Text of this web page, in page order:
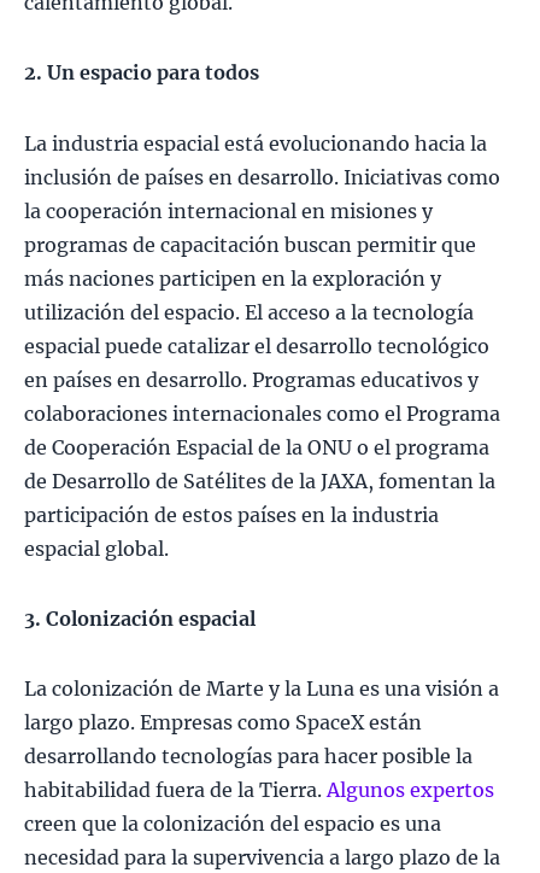
2. Un espacio para todos
La industria espacial está evolucionando hacia la
inclusión de países en desarrollo. Iniciativas como
la cooperación internacional en misiones y
programas de capacitación buscan permitir que
más naciones participen en la exploración y
utilización del espacio. El acceso a la tecnología
espacial puede catalizar el desarrollo tecnológico
en países en desarrollo. Programas educativos y
colaboraciones internacionales como el Programa
de Cooperación Espacial de la ONU o el programa
de Desarrollo de Satélites de la JAXA, fomentan la
participación de estos países en la industria
espacial global.
3. Colonización espacial
La colonización de Marte y la Luna es una visión a
largo plazo. Empresas como SpaceX están
desarrollando tecnologías para hacer posible la
habitabilidad fuera de la Tierra.Algunos expertos
creen que la colonización del espacio es una
necesidad para la supervivencia a largo plazo de la